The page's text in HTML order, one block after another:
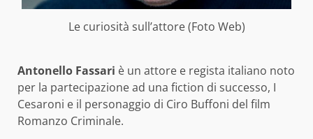
Le curiosità sull’attore (Foto Web)
Antonello Fassari è un attore e regista italiano noto
per la partecipazione ad una fiction di successo, I
Cesaroni e il personaggio di Ciro Buffoni del film
Romanzo Criminale.